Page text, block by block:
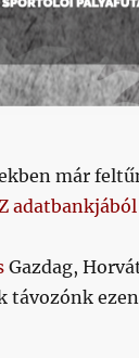
már
adatbankjából
Gazdag,